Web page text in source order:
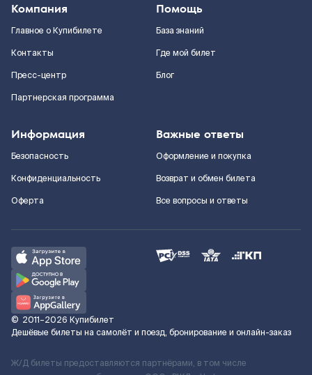
Компания
Главное о Купибилете
Контакты
Пресс-центр
Партнерская программа
Помощь
База знаний
Где мой билет
Блог
Информация
Безопасность
Конфиденциальность
Оферта
Важные ответы
Оформление и покупка
Возврат и обмен билета
Все вопросы и ответы
© 2011–2026 Купибилет
Дешёвые билеты на самолёт и поезд, бронирование и онлайн-заказ
Ж/Д билеты предоставляются партнёрами, в том числе